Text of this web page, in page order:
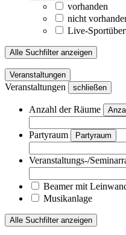
vorhanden
nicht
Live-
Alle Suchfilter anzeigen
Veranstaltungen
Veranstaltungen schließen
Anzahl der Räume
Partyraum Partyraum
Veranstaltungs-/
Beamer mit
Musikanlage
Alle Suchfilter anzeigen